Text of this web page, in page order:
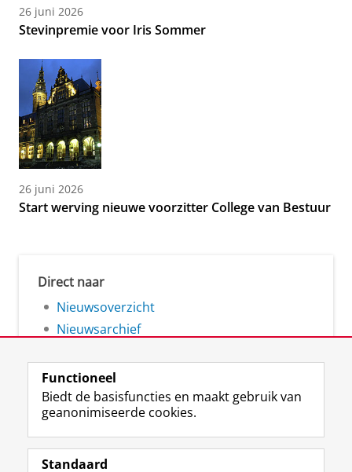
26 juni 2026
Stevinpremie voor Iris Sommer
26 juni 2026
Start werving nieuwe voorzitter College van Bestuur
Direct naar
Nieuwsoverzicht
Nieuwsarchief
Volg de RUG
F
a
L
i
R
S
I
n
Y
o
Functioneel
Biedt de basisfuncties en maakt gebruik van
geanonimiseerde cookies.
Standaard